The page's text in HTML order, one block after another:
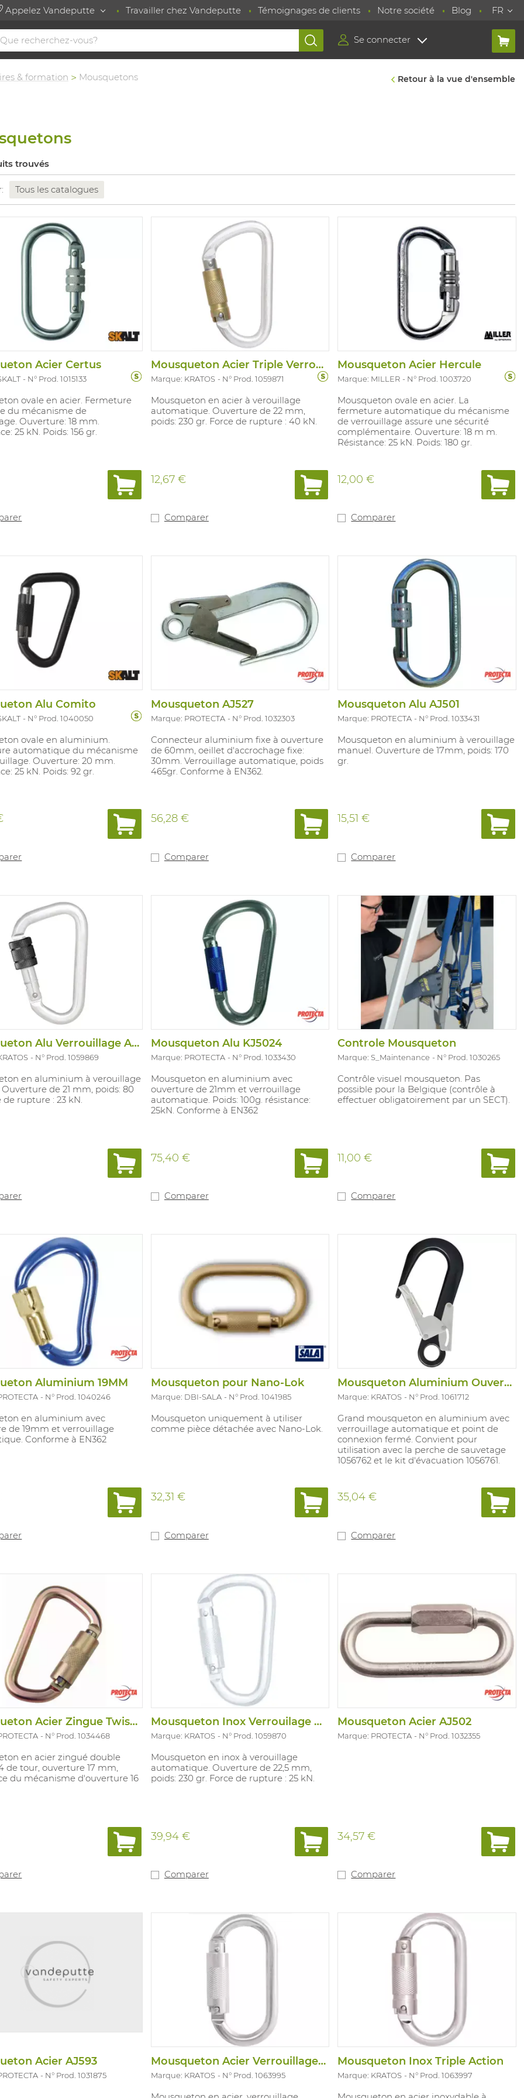
Appelez Vandeputte Travailler chez Vandeputte Témoignages de clients Notre société Blog FR
Se connecter
& formation Mousquetons Retour à la vue d'ensemble
trouvés
Tous les catalogues
Acier Certus
N° Prod. 1015133
ovale en acier. Fermeture
du mécanisme de
Ouverture: 18 mm.
25 kN. Poids: 156 gr.
Mousqueton Acier Triple Verrouillage
Marque: KRATOS N° Prod. 1059871
Mousqueton en acier à verouillage
automatique. Ouverture de 22 mm,
poids: 230 gr. Force de rupture : 40 kN.
12,67 €
Comparer
Mousqueton Acier Hercule
Marque: MILLER N° Prod. 1003720
Mousqueton ovale en acier. La
fermeture automatique du mécanisme
de verrouillage assure une sécurité
complémentaire. Ouverture: 18 m m.
Résistance: 25 kN. Poids: 180 gr.
12,00 €
Comparer
Alu Comito
N° Prod. 1040050
ovale en aluminium.
automatique du mécanisme
Ouverture: 20 mm.
25 kN. Poids: 92 gr.
Mousqueton AJ527
Marque: PROTECTA N° Prod. 1032303
Connecteur aluminium fixe à ouverture
de 60mm, oeillet d'accrochage fixe:
30mm. Verrouillage automatique, poids
465gr. Conforme à EN362.
56,28 €
Comparer
Mousqueton Alu AJ501
Marque: PROTECTA N° Prod. 1033431
Mousqueton en aluminium à verouillage
manuel. Ouverture de 17mm, poids: 170
gr.
15,51 €
Comparer
Mousqueton Alu Verrouillage A Vis
N° Prod. 1059869
en aluminium à verouillage
de 21 mm, poids: 80
de rupture : 23 kN.
Mousqueton Alu KJ5024
Marque: PROTECTA N° Prod. 1033430
Mousqueton en aluminium avec
ouverture de 21mm et verrouillage
automatique. Poids: 100g. résistance:
25kN. Conforme à EN362
75,40 €
Comparer
Controle Mousqueton
Marque: S_Maintenance N° Prod. 1030265
Contrôle visuel mousqueton. Pas
possible pour la Belgique (contrôle à
effectuer obligatoirement par un SECT).
11,00 €
Comparer
Aluminium 19MM
N° Prod. 1040246
en aluminium avec
de 19mm et verrouillage
Conforme à EN362
Mousqueton pour Nano-Lok
Marque: DBI-SALA N° Prod. 1041985
Mousqueton uniquement à utiliser
comme pièce détachée avec Nano-Lok.
32,31 €
Comparer
Mousqueton Aluminium Ouverture 60MM
Marque: KRATOS N° Prod. 1061712
Grand mousqueton en aluminium avec
verrouillage automatique et point de
connexion fermé. Convient pour
utilisation avec la perche de sauvetage
1056762 et le kit d'évacuation 1056761.
35,04 €
Comparer
Mousqueton Acier Zingue Twistlock 17MM
N° Prod. 1034468
en acier zingué double
de tour, ouverture 17 mm,
du mécanisme d'ouverture 16
Mousqueton Inox Verrouilage Qaurt Tour
Marque: KRATOS N° Prod. 1059870
Mousqueton en inox à verouillage
automatique. Ouverture de 22,5 mm,
poids: 230 gr. Force de rupture : 25 kN.
39,94 €
Comparer
Mousqueton Acier AJ502
Marque: PROTECTA N° Prod. 1032355
34,57 €
Comparer
Acier AJ593
N° Prod. 1031875
Mousqueton Acier Verrouillage Quart Tour
Marque: KRATOS N° Prod. 1063995
Mousqueton Inox Triple Action
Marque: KRATOS N° Prod. 1063997